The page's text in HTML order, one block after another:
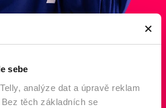
sebe
analýze dat a úpravě reklam
těch základních se